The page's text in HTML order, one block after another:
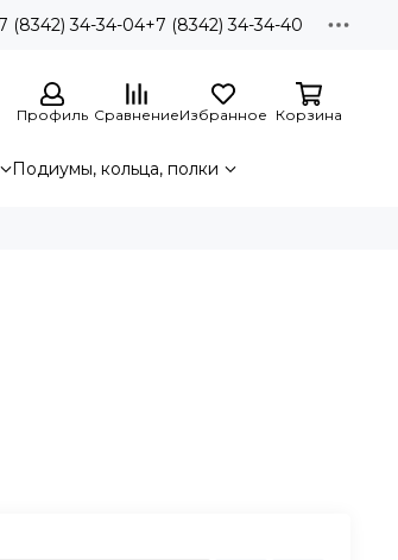
(8342) 34-34-04+7 (8342) 34-34-40
Профиль СравнениеИзбранное Корзина
Подиумы, кольца, полки